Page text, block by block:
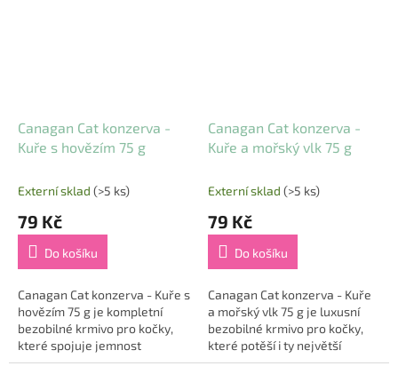
Canagan Cat konzerva -
Kuře s hovězím 75 g
Externí sklad (>5 ks)
79 Kč
Do košíku
Canagan Cat konzerva - Kuře s
hovězím 75 g je kompletní
bezobilné krmivo pro kočky,
které spojuje jemnost
kuřecích prsou bez kůže s
Canagan Cat konzerva -
Kuře a mořský vlk 75 g
Externí sklad (>5 ks)
79 Kč
Do košíku
Canagan Cat konzerva - Kuře
a mořský vlk 75 g je luxusní
bezobilné krmivo pro kočky,
které potěší i ty největší
gurmány 🐾. Kombinuje